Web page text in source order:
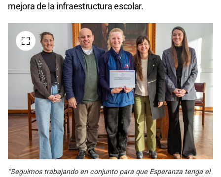
mejora de la infraestructura escolar.
“Seguimos trabajando en conjunto para que Esperanza tenga el